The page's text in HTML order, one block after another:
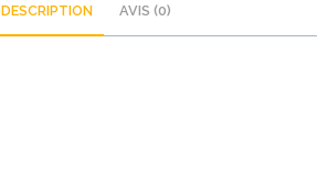
DESCRIPTION AVIS (0)